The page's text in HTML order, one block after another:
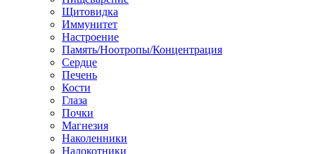
Щитовидка
Иммунитет
Настроение
Память/Ноотропы/Концентрация
Сердце
Печень
Кости
Глаза
Почки
Магнезия
Наколенники
Налокотники